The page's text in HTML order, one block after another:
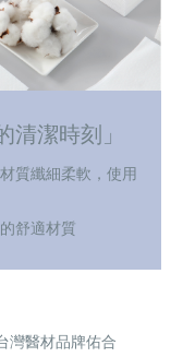
清潔時刻」
質纖細柔軟，使用
舒適材質
灣醫材品牌佑合